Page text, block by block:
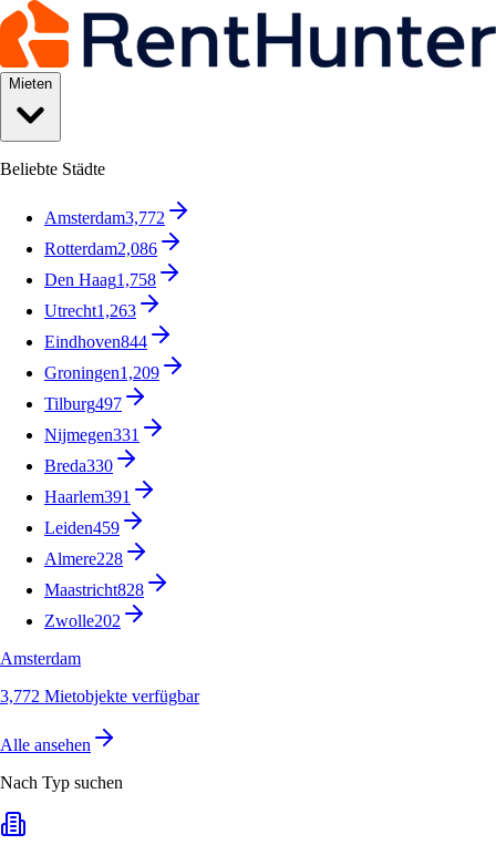
Mieten
Beliebte Städte
Amsterdam3,772
Rotterdam2,086
Den Haag1,758
Utrecht1,263
Eindhoven844
Groningen1,209
Tilburg497
Nijmegen331
Breda330
Haarlem391
Leiden459
Almere228
Maastricht828
Zwolle202
Amsterdam
3,772 Mietobjekte verfügbar
Alle ansehen
Nach Typ suchen